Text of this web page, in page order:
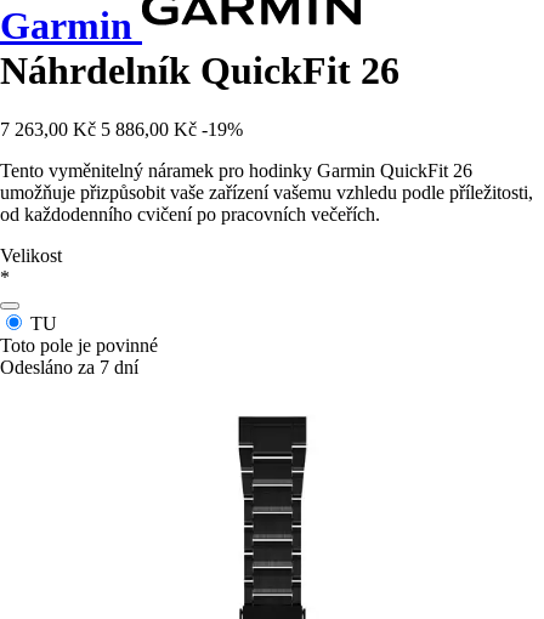
Garmin
Náhrdelník QuickFit 26
7 263,00 Kč 5 886,00 Kč -19%
Tento vyměnitelný náramek pro hodinky Garmin QuickFit 26
umožňuje přizpůsobit vaše zařízení vašemu vzhledu podle příležitosti,
od každodenního cvičení po pracovních večeřích.
Velikost
*
TU
Toto pole je povinné
Odesláno za 7 dní